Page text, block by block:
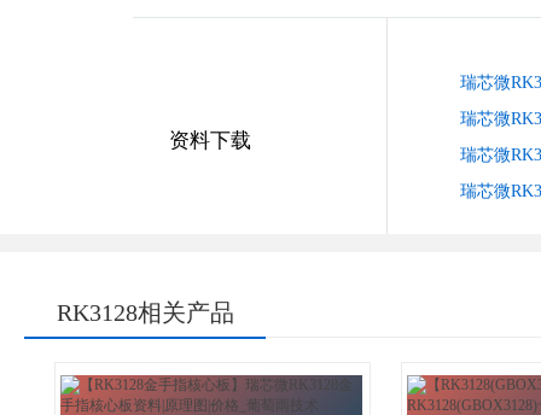
资料下载
瑞芯微
瑞芯微
瑞芯微
瑞芯微
RK3128相关产品